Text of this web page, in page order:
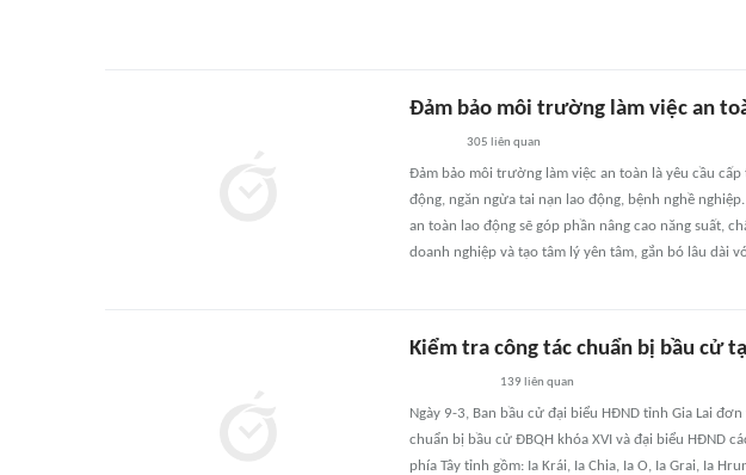
Đảm bảo môi trường làm việc an
305 liên quan
Đảm bảo môi trường làm việc an toàn là yêu cầu
động, ngăn ngừa tai nạn lao động, bệnh nghề
an toàn lao động sẽ góp phần nâng cao năng suất,
doanh nghiệp và tạo tâm lý yên tâm, gắn bó lâu dài
Kiểm tra công tác chuẩn bị bầu cử
139 liên quan
Ngày 9-3, Ban bầu cử đại biểu HĐND tỉnh Gia Lai
chuẩn bị bầu cử ĐBQH khóa XVI và đại biểu HĐND
phía Tây tỉnh gồm: Ia Krái, Ia Chia, Ia O, Ia Grai, Ia